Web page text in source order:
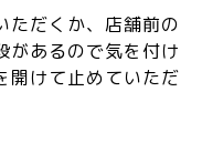
だくか、店舗前の
があるので気を付け
開けて止めていただ